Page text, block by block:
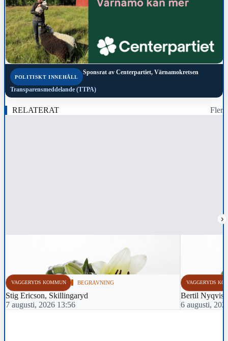
POLITISKT INNEHÅLL
Sponsrat av Centerpartiet, Värnamokretsen
Transparensmeddelande (TTPA)
RELATERAT Fler
›
VAGGERYDS KOMMUN BEGRAVNING
Stig Ericson, Skillingaryd
7 augusti, 2026 13:56
VAGGERYDS
Bertil
6 augusti,